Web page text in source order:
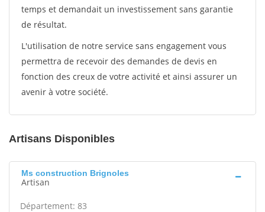
temps et demandait un investissement sans garantie
de résultat.
L'utilisation de notre service sans engagement vous
permettra de recevoir des demandes de devis en
fonction des creux de votre activité et ainsi assurer un
avenir à votre société.
Artisans Disponibles
Ms construction Brignoles
Artisan
Département: 83